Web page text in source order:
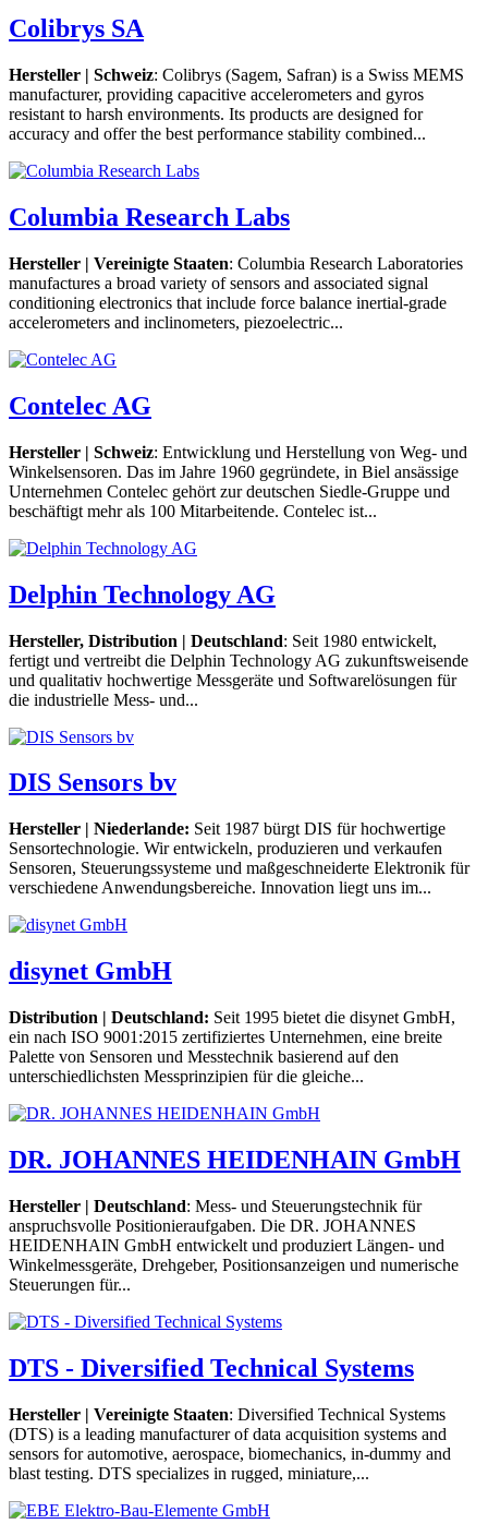
Colibrys SA
Hersteller | Schweiz: Colibrys (Sagem, Safran) is a Swiss MEMS
manufacturer, providing capacitive accelerometers and gyros
resistant to harsh environments. Its products are designed for
accuracy and offer the best performance stability combined...
Columbia Research Labs
Hersteller | Vereinigte Staaten: Columbia Research Laboratories
manufactures a broad variety of sensors and associated signal
conditioning electronics that include force balance inertial-grade
accelerometers and inclinometers, piezoelectric...
Contelec AG
Hersteller | Schweiz: Entwicklung und Herstellung von Weg- und
Winkelsensoren. Das im Jahre 1960 gegründete, in Biel ansässige
Unternehmen Contelec gehört zur deutschen Siedle-Gruppe und
beschäftigt mehr als 100 Mitarbeitende. Contelec ist...
Delphin Technology AG
Hersteller, Distribution | Deutschland: Seit 1980 entwickelt,
fertigt und vertreibt die Delphin Technology AG zukunftsweisende
und qualitativ hochwertige Messgeräte und Softwarelösungen für
die industrielle Mess- und...
DIS Sensors bv
Hersteller | Niederlande: Seit 1987 bürgt DIS für hochwertige
Sensortechnologie. Wir entwickeln, produzieren und verkaufen
Sensoren, Steuerungssysteme und maßgeschneiderte Elektronik für
verschiedene Anwendungsbereiche. Innovation liegt uns im...
disynet GmbH
Distribution | Deutschland: Seit 1995 bietet die disynet GmbH,
ein nach ISO 9001:2015 zertifiziertes Unternehmen, eine breite
Palette von Sensoren und Messtechnik basierend auf den
unterschiedlichsten Messprinzipien für die gleiche...
DR. JOHANNES HEIDENHAIN GmbH
Hersteller | Deutschland: Mess- und Steuerungstechnik für
anspruchsvolle Positionieraufgaben. Die DR. JOHANNES
HEIDENHAIN GmbH entwickelt und produziert Längen- und
Winkelmessgeräte, Drehgeber, Positionsanzeigen und numerische
Steuerungen für...
DTS - Diversified Technical Systems
Hersteller | Vereinigte Staaten: Diversified Technical Systems
(DTS) is a leading manufacturer of data acquisition systems and
sensors for automotive, aerospace, biomechanics, in-dummy and
blast testing. DTS specializes in rugged, miniature,...